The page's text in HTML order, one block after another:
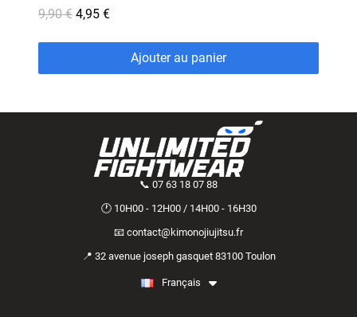
9,90 € 4,95 €
Ajouter au panier
📞 07 63 18 07 88
🕐 10H00 - 12H00 / 14H00 - 16H30
📧 contact@kimonojiujitsu.fr
📍 32 avenue joseph gasquet 83100 Toulon
Français